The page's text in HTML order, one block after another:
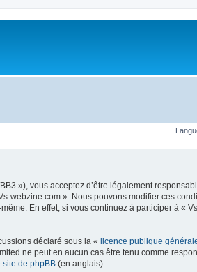
»), vous acceptez d’être légalement
webzine.com ». Nous pouvons modifier ces
En effet, si vous continuez à participer à «
déclaré sous la « licence publique
ne peut en aucun cas être tenu comme
site de phpBB (en anglais).